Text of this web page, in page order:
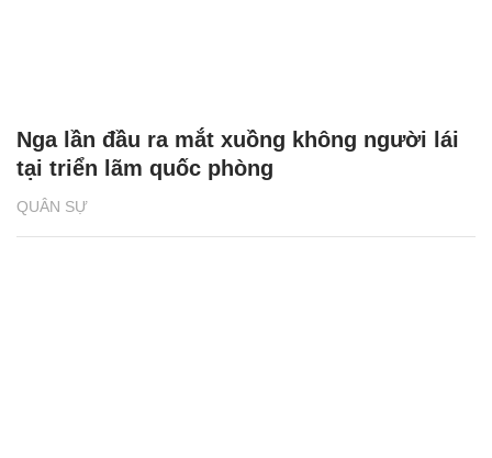
QUÂN SỰ
Nga lần đầu ra mắt xuồng không người lái
tại triển lãm quốc phòng